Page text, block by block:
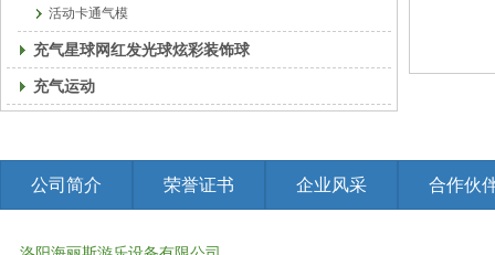
活动卡通气模
充气星球网红发光球炫彩装饰球
充气运动
公司简介 荣誉证书 合作伙
企业风采